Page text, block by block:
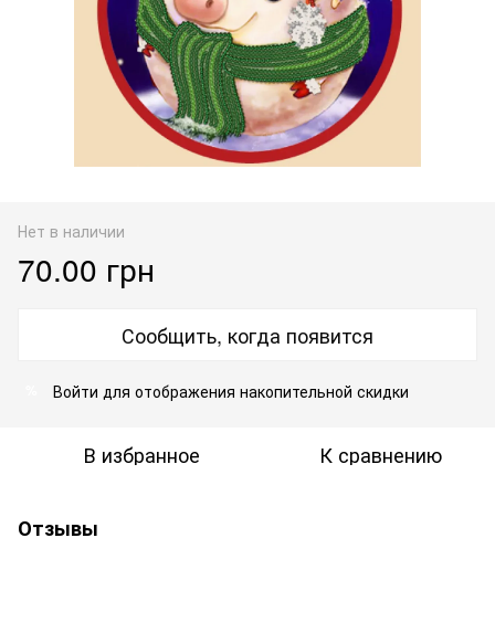
Нет в наличии
70.00 грн
Сообщить, когда появится
Войти для отображения накопительной скидки
В избранное К сравнению
Отзывы